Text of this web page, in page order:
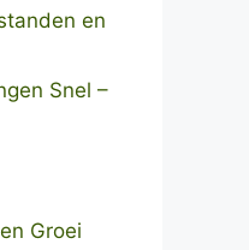
en
Snel –
Groei